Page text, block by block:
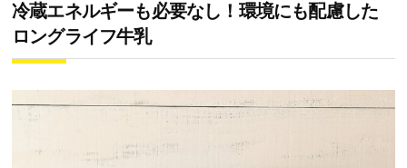
冷蔵エネルギーも必要なし！環境にも配慮した
ロングライフ牛乳